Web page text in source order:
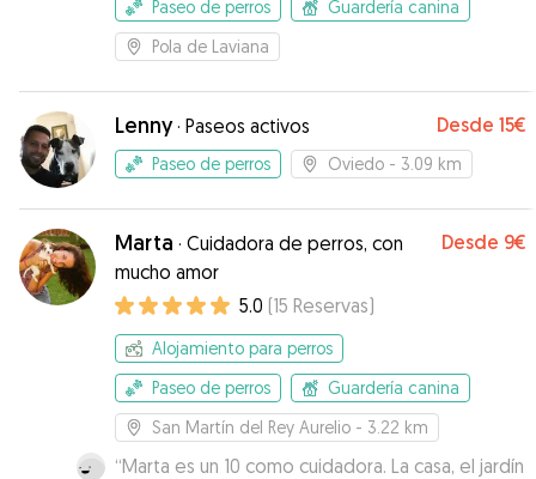
Paseo de perros
Guardería canina
Pola de Laviana
Lenny· Paseos activos Desde 15€
Paseo de perros Oviedo - 3.09 km
Marta · Cuidadora de perros, con
mucho amor
Desde 9€
5.0 (15 Reservas)
Alojamiento para perros
Paseo de perros
Guardería canina
San Martín del Rey Aurelio - 3.22 km
“Marta es un 10 como cuidadora. La casa, el jardín